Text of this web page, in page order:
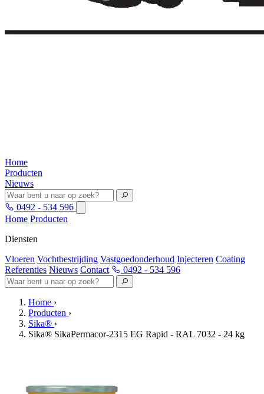
Home
Producten
Nieuws
0492 - 534 596
Home Producten
Diensten
Vloeren Vochtbestrijding Vastgoedonderhoud Injecteren Coating
Referenties Nieuws Contact 0492 - 534 596
Home ›
Producten ›
Sika® ›
Sika® SikaPermacor-2315 EG Rapid - RAL 7032 - 24 kg